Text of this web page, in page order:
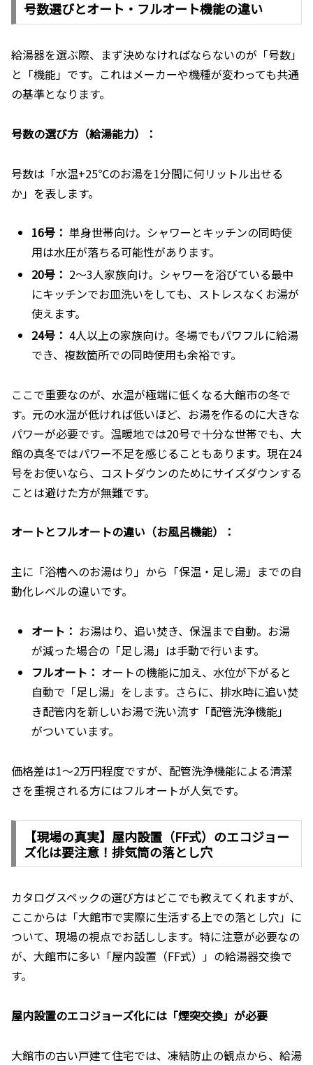
号数選びとオート・フルオート機能の違い
給湯器を選ぶ際、まず決めなければならないのが「号数」
と「機能」です。これはメーカーや機種が変わっても共通
の基準となります。
号数の選び方（給湯能力）：
号数は「水温+25℃のお湯を1分間に何リットル出せる
か」を表します。
16号： 単身世帯向け。シャワーとキッチンの同時使
用は水圧が落ちる可能性があります。
20号： 2〜3人家族向け。シャワーを浴びている最中
にキッチンでお皿洗いをしても、ストレスなくお湯が
使えます。
24号： 4人以上の家族向け。冬場でもパワフルに給湯
でき、複数箇所での同時使用も余裕です。
ここで重要なのが、水温が極端に低くなる大館市の冬で
す。元の水温が低ければ低いほど、お湯を作るのに大きな
パワーが必要です。温暖地では20号で十分な世帯でも、大
館の真冬ではパワー不足を感じることもあります。現在24
号をお使いなら、コストダウンのためにサイズダウンする
ことは避けた方が無難です。
オートとフルオートの違い（お風呂機能）：
主に「浴槽へのお湯はり」から「保温・足し湯」までの自
動化レベルの違いです。
オート： お湯はり、追い焚き、保温まで自動。お湯
が減った場合の「足し湯」は手動で行います。
フルオート： オートの機能に加え、水位が下がると
自動で「足し湯」をします。さらに、排水時に追い焚
き配管内を新しいお湯で洗い流す「配管洗浄機能」
がついています。
価格差は1〜2万円程度ですが、配管洗浄機能による清潔
さを重視される方にはフルオートが人気です。
【現場の真実】屋内設置（FF式）のエコジョー
ズ化は要注意！排気筒の落とし穴
カタログスペックの選び方はどこでも教えてくれますが、
ここからは「大館市で実際に生活する上での落とし穴」に
ついて、現場の視点でお話しします。特に注意が必要なの
が、大館市に多い「屋内設置（FF式）」の給湯器交換で
す。
屋内設置のエコジョーズ化には「煙突交換」が必要
大館市の古い戸建て住宅では、凍結防止の観点から、給湯